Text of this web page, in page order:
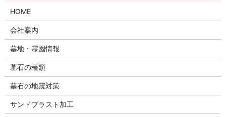
HOME
会社案内
墓地・霊園情報
墓石の種類
墓石の地震対策
サンドブラスト加工